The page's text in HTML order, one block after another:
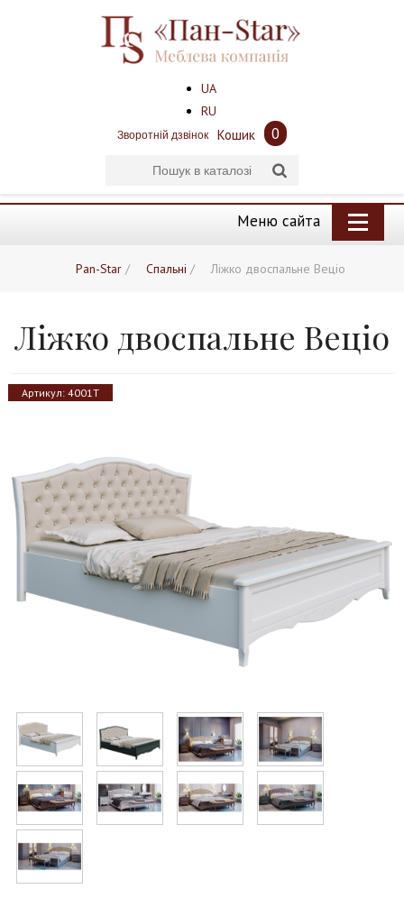
UA
RU
Зворотній дзвінок Кошик 0
Меню сайта
Pan-Star / Спальні / Ліжко двоспальне Веціо
Ліжко двоспальне Веціо
Артикул: 4001Т